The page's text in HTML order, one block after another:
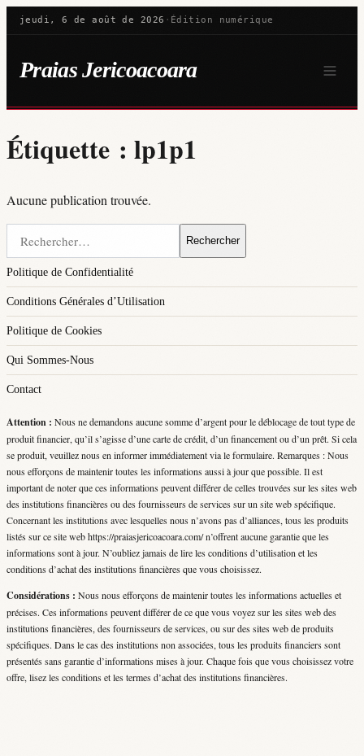
jeudi, 6 de août de 2026 · Édition numérique
Praias Jericoacoara
Étiquette : lp1p1
Aucune publication trouvée.
Rechercher :
Politique de Confidentialité
Conditions Générales d’Utilisation
Politique de Cookies
Qui Sommes-Nous
Contact
Attention : Nous ne demandons aucune somme d’argent pour le déblocage de tout type de
produit financier, qu’il s’agisse d’une carte de crédit, d’un financement ou d’un prêt. Si cela
se produit, veuillez nous en informer immédiatement via le formulaire. Remarques : Nous
nous efforçons de maintenir toutes les informations aussi à jour que possible. Il est
important de noter que ces informations peuvent différer de celles trouvées sur les sites web
des institutions financières ou des fournisseurs de services sur un site web spécifique.
Concernant les institutions avec lesquelles nous n’avons pas d’alliances, tous les produits
listés sur ce site web https://praiasjericoacoara.com/ n’offrent aucune garantie que les
informations sont à jour. N’oubliez jamais de lire les conditions d’utilisation et les
conditions d’achat des institutions financières que vous choisissez.
Considérations : Nous nous efforçons de maintenir toutes les informations actuelles et
précises. Ces informations peuvent différer de ce que vous voyez sur les sites web des
institutions financières, des fournisseurs de services, ou sur des sites web de produits
spécifiques. Dans le cas des institutions non associées, tous les produits financiers sont
présentés sans garantie d’informations mises à jour. Chaque fois que vous choisissez votre
offre, lisez les conditions et les termes d’achat des institutions financières.